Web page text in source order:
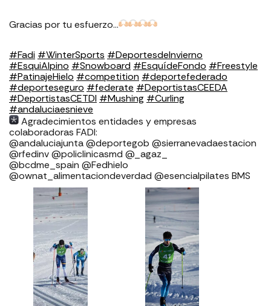
Gracias por tu esfuerzo…
#Fadi #WinterSports #DeportesdeInvierno
#EsquiAlpino #Snowboard #EsquídeFondo #Freestyle
#PatinajeHielo #competition #deportefederado
#deporteseguro #federate #DeportistasCEEDA
#DeportistasCETDI #Mushing #Curling
#andaluciaesnieve
Agradecimientos entidades y empresas
colaboradoras FADI:
@andaluciajunta @deportegob @sierranevadaestacion
@rfedinv @policlinicasmd @_agaz_
@bcdme_spain @Fedhielo
@ownat_alimentaciondeverdad @esencialpilates BMS